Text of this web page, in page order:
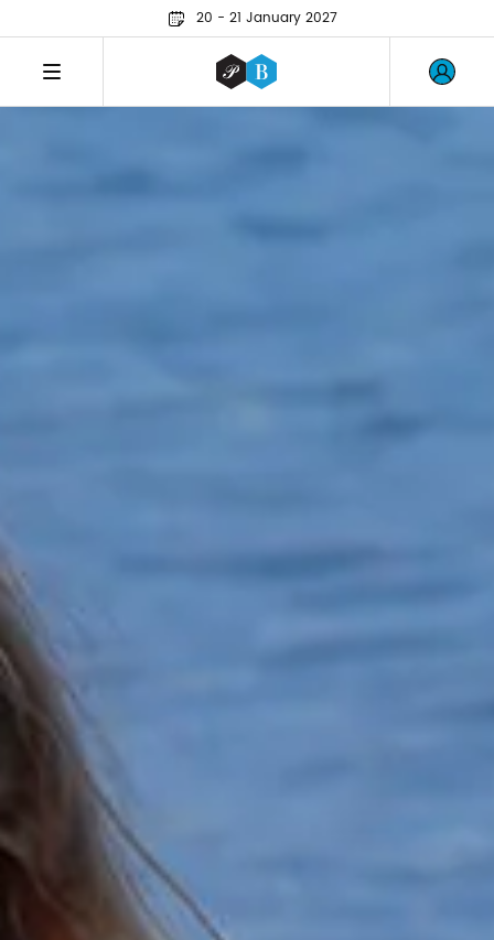
20 - 21 January 2027